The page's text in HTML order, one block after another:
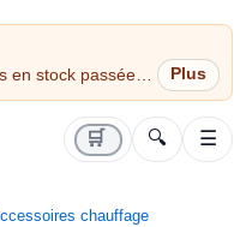
en stock passées
même (jours
🛒 🔍 ☰
chauffage